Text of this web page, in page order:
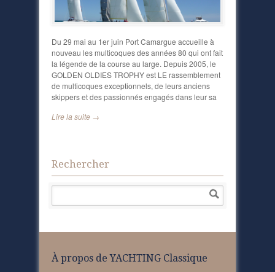
Du 29 mai au 1er juin Port Camargue accueille à
nouveau les multicoques des années 80 qui ont fait
la légende de la course au large. Depuis 2005, le
GOLDEN OLDIES TROPHY est LE rassemblement
de multicoques exceptionnels, de leurs anciens
skippers et des passionnés engagés dans leur sa
Lire la suite →
Rechercher
À propos de YACHTING Classique